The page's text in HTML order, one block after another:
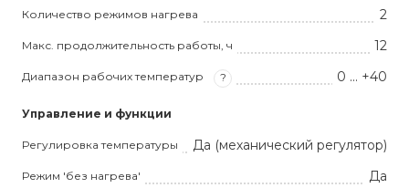
Количество режимов нагрева 2
Макс. продолжительность работы, ч 12
Диапазон рабочих температур ? 0 ... +40
Управление и функции
Регулировка температуры Да (механический регулятор)
Режим 'без нагрева' Да